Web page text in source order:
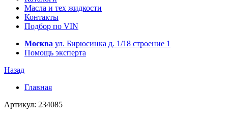
Масла и тех жидкости
Контакты
Подбор по VIN
Москва ул. Бирюсинка д. 1/18 строение 1
Помощь эксперта
Назад
Главная
Артикул: 234085